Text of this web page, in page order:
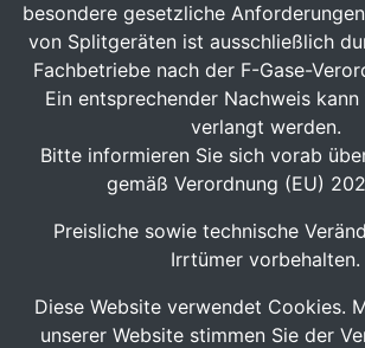
besondere gesetzliche
von Splitgeräten ist ausschließlich
Fachbetriebe nach der F-Gase-
Ein entsprechender Nachweis
verlangt werden.
Bitte informieren Sie sich vorab
gemäß Verordnung (EU)
Preisliche sowie technische
Irrtümer vorbehalten.
Diese Website verwendet Cookies.
unserer Website stimmen Sie der